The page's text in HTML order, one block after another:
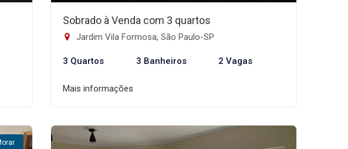
Sobrado à Venda com 3 quartos
Jardim Vila Formosa, São Paulo-SP
3 Quartos 3 Banheiros 2 Vagas
Mais informações